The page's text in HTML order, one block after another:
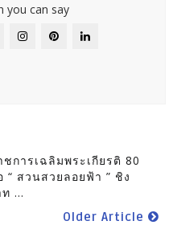
you can say
การเฉลิมพระเกียรติ 80
สวนสวยลอยฟ้า ” ชิง
...
Older Article